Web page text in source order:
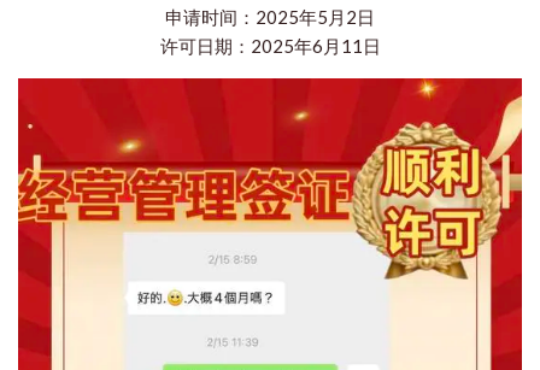
申请时间：2025年5月2日
许可日期：2025年6月11日